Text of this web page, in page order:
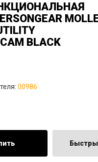
BLACK
00986